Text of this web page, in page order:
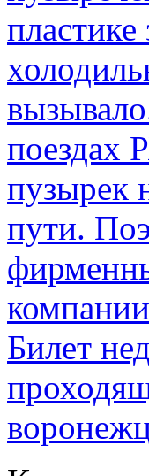
поездах
пузырек
пути.
Билет